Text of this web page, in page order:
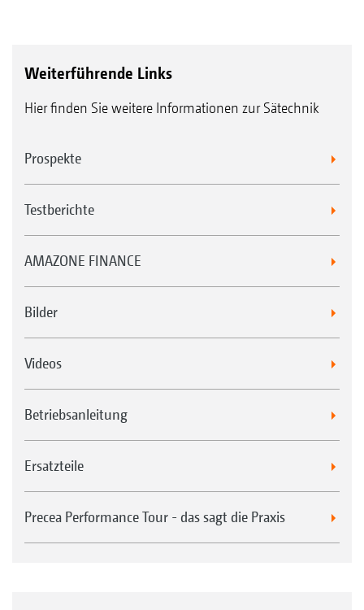
Weiterführende Links
Hier finden Sie weitere Informationen zur Sätechnik
Prospekte
Testberichte
AMAZONE FINANCE
Bilder
Videos
Betriebsanleitung
Ersatzteile
Precea Performance Tour - das sagt die Praxis